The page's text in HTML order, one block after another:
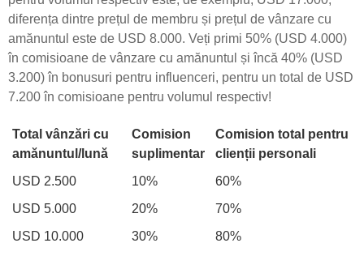
diferența dintre prețul de membru și prețul de vânzare cu
amănuntul este de USD 8.000. Veți primi 50% (USD 4.000)
în comisioane de vânzare cu amănuntul și încă 40% (USD
3.200) în bonusuri pentru influenceri, pentru un total de USD
7.200 în comisioane pentru volumul respectiv!
Total vânzări cu
amănuntul/lună
Comision
suplimentar
Comision total pentru
clienții personali
USD 2.500
10%
60%
USD 5.000
20%
70%
USD 10.000
30%
80%